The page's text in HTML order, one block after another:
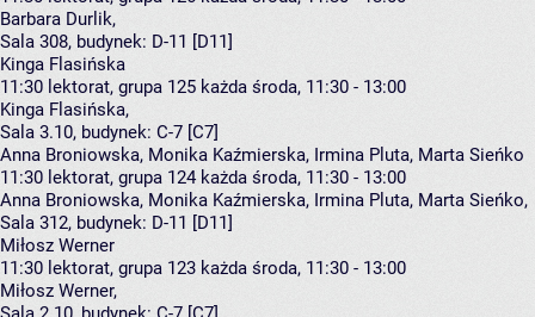
Barbara Durlik,
Sala 308, budynek: D-11 [D11]
Kinga Flasińska
11:30 lektorat, grupa 125 każda środa, 11:30 - 13:00
Kinga Flasińska,
Sala 3.10, budynek: C-7 [C7]
Anna Broniowska, Monika Kaźmierska, Irmina Pluta, Marta Sieńko
11:30 lektorat, grupa 124 każda środa, 11:30 - 13:00
Anna Broniowska, Monika Kaźmierska, Irmina Pluta, Marta Sieńko,
Sala 312, budynek: D-11 [D11]
Miłosz Werner
11:30 lektorat, grupa 123 każda środa, 11:30 - 13:00
Miłosz Werner,